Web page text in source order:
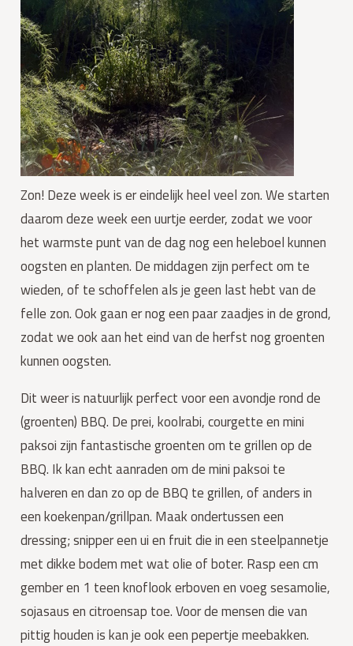
Zon! Deze week is er eindelijk heel veel zon. We starten
daarom deze week een uurtje eerder, zodat we voor
het warmste punt van de dag nog een heleboel kunnen
oogsten en planten. De middagen zijn perfect om te
wieden, of te schoffelen als je geen last hebt van de
felle zon. Ook gaan er nog een paar zaadjes in de grond,
zodat we ook aan het eind van de herfst nog groenten
kunnen oogsten.
Dit weer is natuurlijk perfect voor een avondje rond de
(groenten) BBQ. De prei, koolrabi, courgette en mini
paksoi zijn fantastische groenten om te grillen op de
BBQ. Ik kan echt aanraden om de mini paksoi te
halveren en dan zo op de BBQ te grillen, of anders in
een koekenpan/grillpan. Maak ondertussen een
dressing; snipper een ui en fruit die in een steelpannetje
met dikke bodem met wat olie of boter. Rasp een cm
gember en 1 teen knoflook erboven en voeg sesamolie,
sojasaus en citroensap toe. Voor de mensen die van
pittig houden is kan je ook een pepertje meebakken.